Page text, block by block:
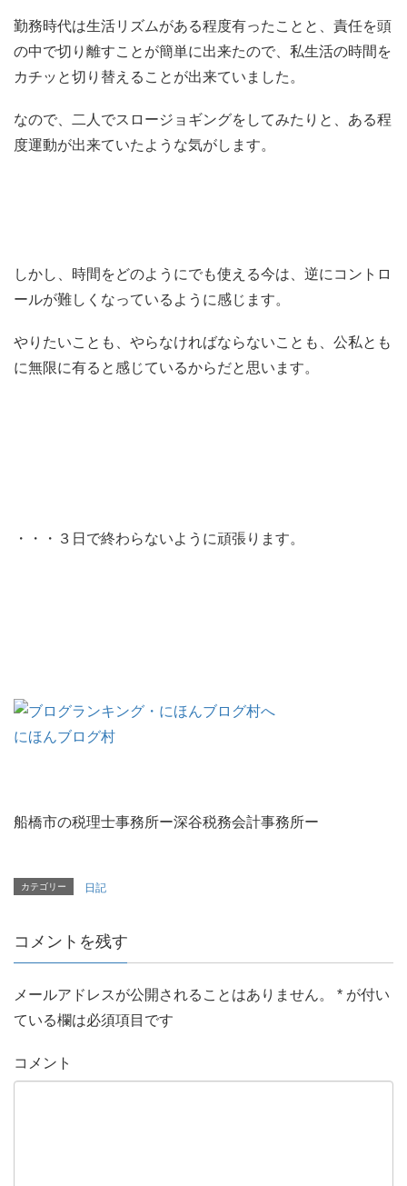
勤務時代は生活リズムがある程度有ったことと、責任を頭
の中で切り離すことが簡単に出来たので、私生活の時間を
カチッと切り替えることが出来ていました。
なので、二人でスロージョギングをしてみたりと、ある程
度運動が出来ていたような気がします。
しかし、時間をどのようにでも使える今は、逆にコントロ
ールが難しくなっているように感じます。
やりたいことも、やらなければならないことも、公私とも
に無限に有ると感じているからだと思います。
・・・３日で終わらないように頑張ります。
にほんブログ村
船橋市の税理士事務所ー深谷税務会計事務所ー
カテゴリー 日記
コメントを残す
メールアドレスが公開されることはありません。 * が付い
ている欄は必須項目です
コメント